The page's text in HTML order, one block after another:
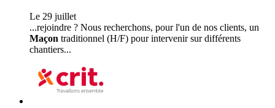
Le 29 juillet
...rejoindre ? Nous recherchons, pour l'un de nos clients, un
Maçon traditionnel (H/F) pour intervenir sur différents
chantiers...